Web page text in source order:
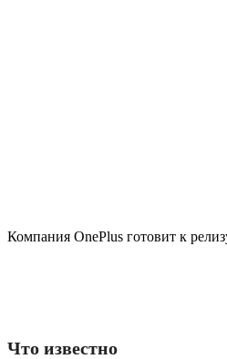
Компания OnePlus готовит к
Что известно